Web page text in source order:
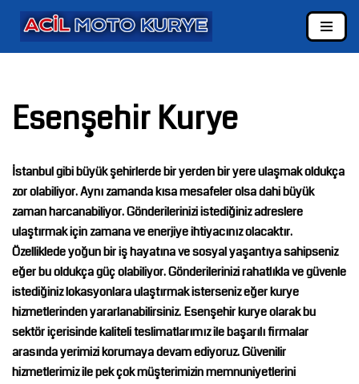
İçeriğe
Esenşehir Kurye
İstanbul gibi büyük şehirlerde bir yerden bir yere ulaşmak oldukça
zor olabiliyor. Aynı zamanda kısa mesafeler olsa dahi büyük
zaman harcanabiliyor. Gönderilerinizi istediğiniz adreslere
ulaştırmak için zamana ve enerjiye ihtiyacınız olacaktır.
Özelliklede yoğun bir iş hayatına ve sosyal yaşantıya sahipseniz
eğer bu oldukça güç olabiliyor. Gönderilerinizi rahatlıkla ve güvenle
istediğiniz lokasyonlara ulaştırmak isterseniz eğer kurye
hizmetlerinden yararlanabilirsiniz.Esenşehir kuryeolarak bu
sektör içerisinde kaliteli teslimatlarımız ile başarılı firmalar
arasında yerimizi korumaya devam ediyoruz. Güvenilir
hizmetlerimiz ile pek çok müşterimizin memnuniyetlerini